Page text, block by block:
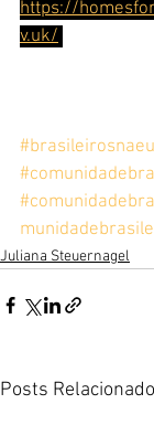
https://
v.uk/
Juliana Steuernagel
Posts